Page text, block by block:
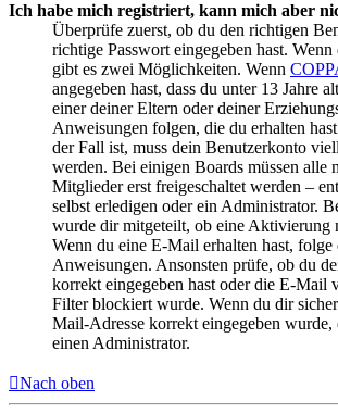
Ich habe mich registriert, kann mich aber
Überprüfe zuerst, ob du den richtigen
richtige Passwort eingegeben hast. Wenn
gibt es zwei Möglichkeiten. Wenn
angegeben hast, dass du unter 13 Jahre
einer deiner Eltern oder deiner
Anweisungen folgen, die du erhalten
der Fall ist, muss dein Benutzerkonto
werden. Bei einigen Boards müssen alle
Mitglieder erst freigeschaltet werden –
selbst erledigen oder ein Administrator.
wurde dir mitgeteilt, ob eine Aktivierung
Wenn du eine E-Mail erhalten hast, folge
Anweisungen. Ansonsten prüfe, ob du
korrekt eingegeben hast oder die E-Mail
Filter blockiert wurde. Wenn du dir
Mail-Adresse korrekt eingegeben wurde,
einen Administrator.
Nach oben